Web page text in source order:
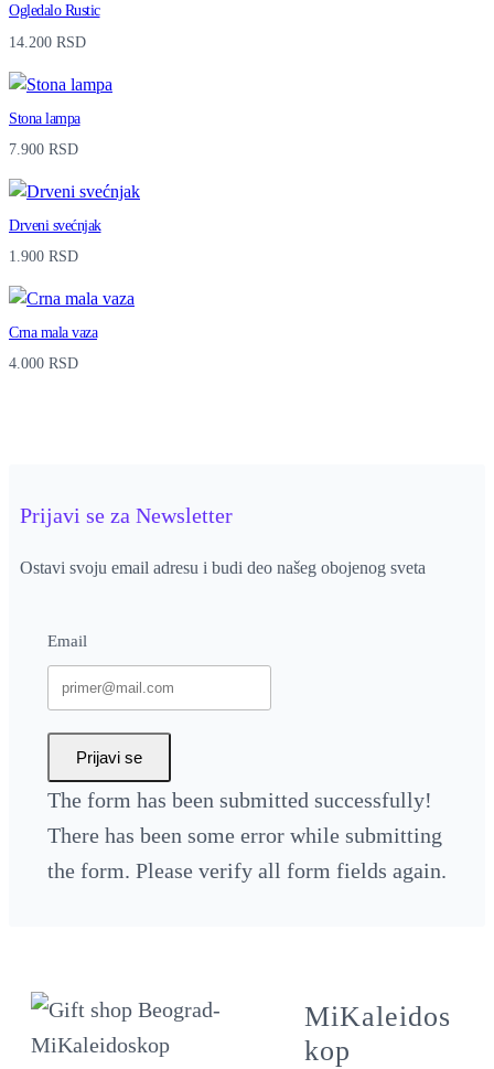
q
a
n
i
t
Ogledalo Rustic
14.200 RSD
Stona lampa
7.900 RSD
Drveni svećnjak
1.900 RSD
Crna mala vaza
4.000 RSD
Prijavi se za Newsletter
Ostavi svoju email adresu i budi deo našeg obojenog sveta
Email
Prijavi se
The form has been submitted successfully!
There has been some error while submitting
the form. Please verify all form fields again.
MiKaleidos
kop